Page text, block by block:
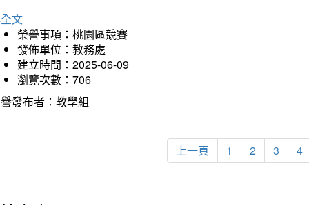
文
榮譽事項：桃園區競賽
發佈單位：教務處
建立時間：2025-06-09
瀏覽次數：706
發布者：教學組
上一頁 1 2 3 4